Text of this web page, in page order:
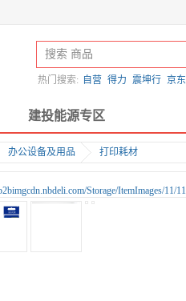
热门搜索: 自营 得力 震坤行 京东
建投能源专区
办公设备及用品 打印耗材